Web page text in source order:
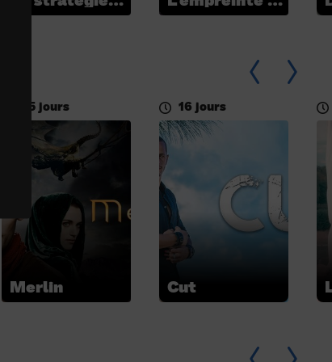
25 jours
Merlin
16 jours
Cut